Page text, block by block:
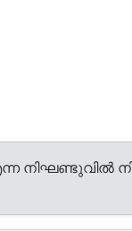
നിഘണ്ടുവിൽ